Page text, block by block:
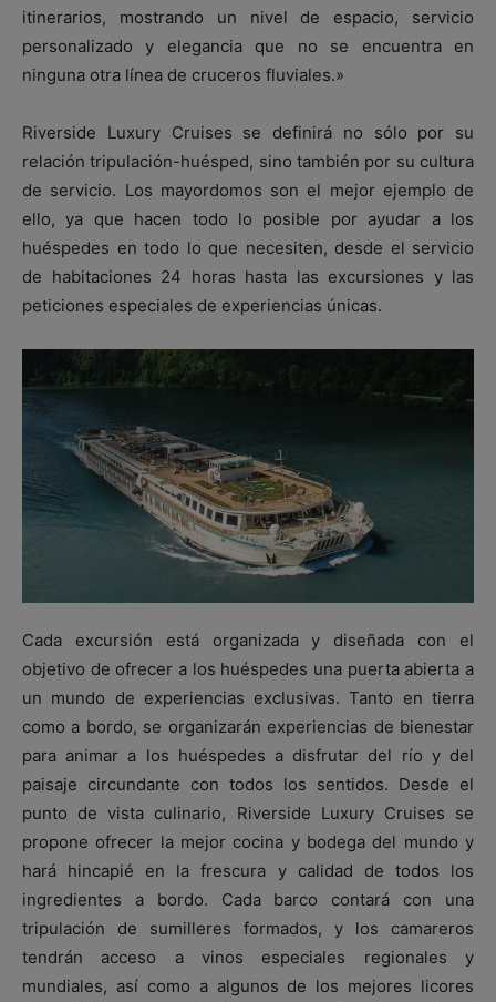
itinerarios, mostrando un nivel de espacio, servicio
personalizado y elegancia que no se encuentra en
ninguna otra línea de cruceros fluviales.»
Riverside Luxury Cruises se definirá no sólo por su
relación tripulación-huésped, sino también por su cultura
de servicio. Los mayordomos son el mejor ejemplo de
ello, ya que hacen todo lo posible por ayudar a los
huéspedes en todo lo que necesiten, desde el servicio
de habitaciones 24 horas hasta las excursiones y las
peticiones especiales de experiencias únicas.
Cada excursión está organizada y diseñada con el
objetivo de ofrecer a los huéspedes una puerta abierta a
un mundo de experiencias exclusivas. Tanto en tierra
como a bordo, se organizarán experiencias de bienestar
para animar a los huéspedes a disfrutar del río y del
paisaje circundante con todos los sentidos. Desde el
punto de vista culinario, Riverside Luxury Cruises se
propone ofrecer la mejor cocina y bodega del mundo y
hará hincapié en la frescura y calidad de todos los
ingredientes a bordo. Cada barco contará con una
tripulación de sumilleres formados, y los camareros
tendrán acceso a vinos especiales regionales y
mundiales, así como a algunos de los mejores licores